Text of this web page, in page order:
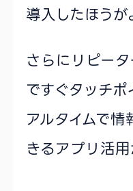
導入したほうが
さらにリピー
ですぐタッチ
アルタイムで
きるアプリ活用